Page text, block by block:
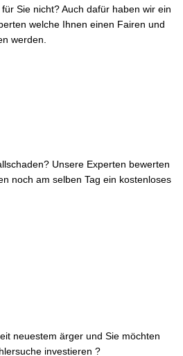
Sie nicht? Auch dafür haben wir ein
welche Ihnen einen Fairen und
werden.
Unsere Experten bewerten
noch am selben Tag ein kostenloses
neuestem ärger und Sie möchten
investieren ?